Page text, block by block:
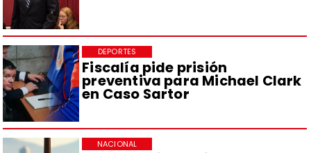
Fiscalía pide prisión
preventiva para Michael Clark
en Caso Sartor
DEPORTES
NACIONAL